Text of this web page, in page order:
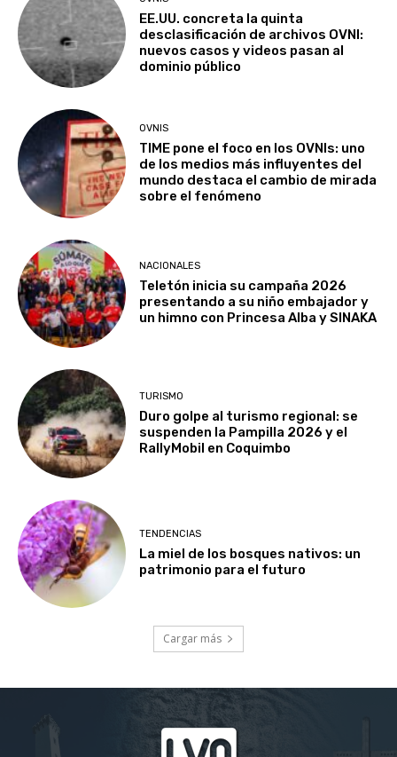
EE.UU. concreta la quinta
desclasificación de archivos OVNI:
nuevos casos y videos pasan al
dominio público
OVNIS
TIME pone el foco en los OVNIs: uno
de los medios más influyentes del
mundo destaca el cambio de mirada
sobre el fenómeno
NACIONALES
Teletón inicia su campaña 2026
presentando a su niño embajador y
un himno con Princesa Alba y SINAKA
TURISMO
Duro golpe al turismo regional: se
suspenden la Pampilla 2026 y el
RallyMobil en Coquimbo
TENDENCIAS
La miel de los bosques nativos: un
patrimonio para el futuro
Cargar más